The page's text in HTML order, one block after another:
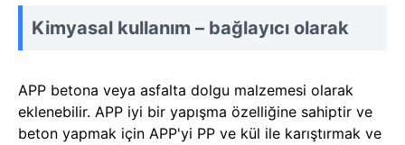
Kimyasal kullanım – bağlayıcı olarak
APP betona veya asfalta dolgu malzemesi olarak
eklenebilir. APP iyi bir yapışma özelliğine sahiptir ve
beton yapmak için APP'yi PP ve kül ile karıştırmak ve